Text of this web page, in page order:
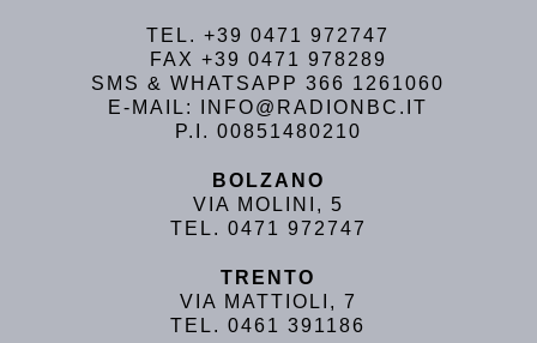
TEL. +39 0471 972747
FAX +39 0471 978289
SMS & WHATSAPP 366 1261060
E-MAIL: INFO@RADIONBC.IT
P.I. 00851480210
BOLZANO
VIA MOLINI, 5
TEL. 0471 972747
TRENTO
VIA MATTIOLI, 7
TEL. 0461 391186